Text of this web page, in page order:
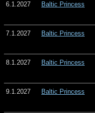
6.1.2027 Baltic Princess
7.1.2027 Baltic Princess
8.1.2027 Baltic Princess
9.1.2027 Baltic Princess